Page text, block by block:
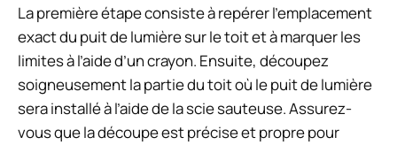
La première étape consiste à repérer l’emplacement
exact du puit de lumière sur le toit et à marquer les
limites à l’aide d’un crayon. Ensuite, découpez
soigneusement la partie du toit où le puit de lumière
sera installé à l’aide de la scie sauteuse. Assurez-
vous que la découpe est précise et propre pour